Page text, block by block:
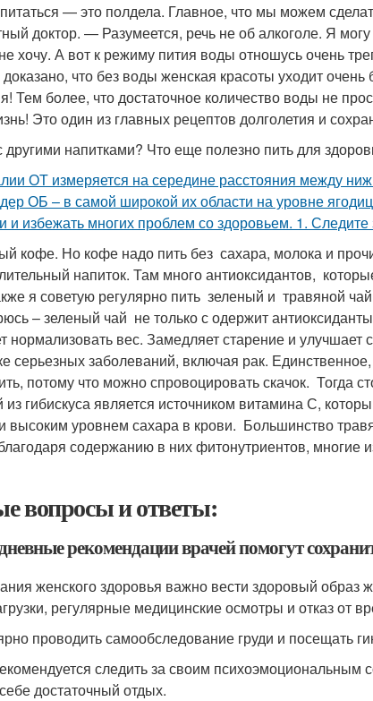
— это полдела. Главное, что мы можем
доктор. — Разумеется, речь не об алкоголе. Я
хочу. А вот к режиму пития воды отношусь очень
что без воды женская красоты уходит
Тем более, что достаточное количество воды не
Это один из главных рецептов долголетия и
напитками? Что еще полезно пить для
ОТ измеряется на середине расстояния между
ОБ – в самой широкой их области на уровне
и избежать многих проблем со здоровьем. 1.
кофе. Но кофе надо пить без сахара, молока и
напиток. Там много антиоксидантов,
я советую регулярно пить зеленый и травяной
– зеленый чай не только с одержит
нормализовать вес. Замедляет старение и улучшает
серьезных заболеваний, включая рак.
потому что можно спровоцировать скачок. Тогда
гибискуса является источником витамина С,
высоким уровнем сахара в крови. Большинство
содержанию в них фитонутриентов, многие
вопросы и ответы:
рекомендации врачей помогут
женского здоровья важно вести здоровый образ
регулярные медицинские осмотры и отказ от
проводить самообследование груди и посещать
следить за своим психоэмоциональным
достаточный отдых.